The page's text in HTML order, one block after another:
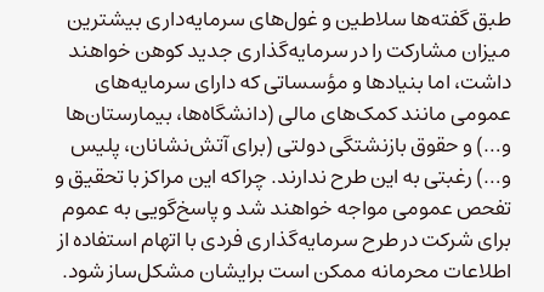
طبق گفته‌ها سلاطین و غول‌های سرمایه‌داری بیشترین
میزان مشارکت را در سرمایه‌گذاری جدید کوهن خواهند
داشت، اما بنیادها و مؤسساتی که دارای سرمایه‌های
عمومی مانند کمک‌های مالی (دانشگاه‌ها، بیمارستان‌ها
و…) و حقوق بازنشتگی دولتی (برای آتش‌نشانان‌، پلیس
و…) رغبتی به این طرح ندارند. چرا‌که این مراکز با تحقیق و
تفحص عمومی مواجه خواهند شد و پاسخ‌گویی به عموم
برای شرکت در طرح سرمایه‌گذاری فردی با اتهام استفاده از
اطلاعات محرمانه ممکن است برایشان مشکل‌ساز شود.